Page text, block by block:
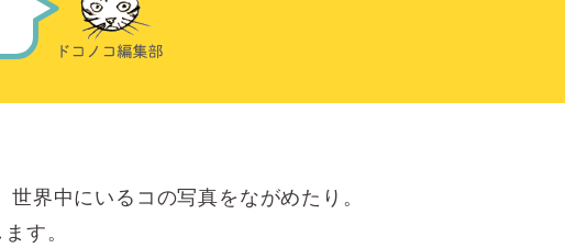
世界中にいるコの写真をながめたり。
す。